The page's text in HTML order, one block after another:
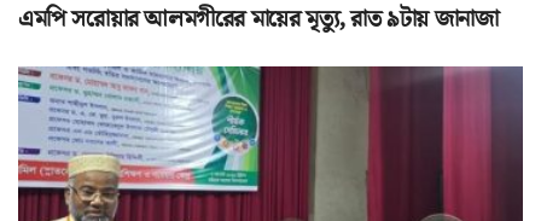
এমপি সরোয়ার আলমগীরের মায়ের মৃত্যু, রাত ৯টায় জানাজা